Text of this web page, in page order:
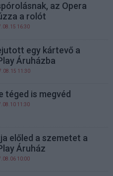
az Opera
a rolót
16:30
egy kártevő a
Áruházba
11:30
téged is megvéd
11:30
előled a szemetet a
Áruház
10:00